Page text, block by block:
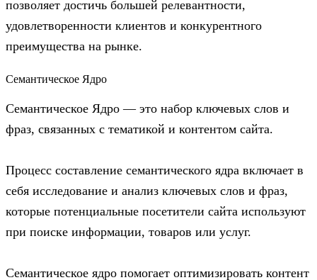
позволяет достичь большей релевантности,
удовлетворенности клиентов и конкурентного
преимущества на рынке.
Семантическое Ядро
Семантическое Ядро — это набор ключевых слов и
фраз, связанных с тематикой и контентом сайта.
Процесс составление семантического ядра включает в
себя исследование и анализ ключевых слов и фраз,
которые потенциальные посетители сайта используют
при поиске информации, товаров или услуг.
Семантическое ядро помогает оптимизировать контент